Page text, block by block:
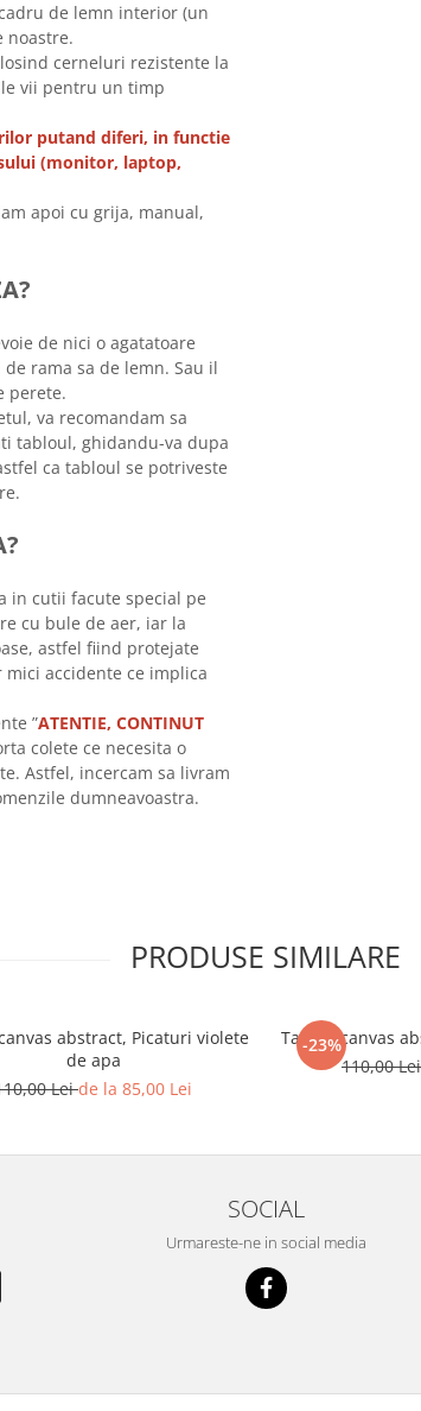
de lemn interior (un
noastre.
cerneluri rezistente la
vii pentru un timp
putand diferi, in functie
(monitor, laptop,
apoi cu grija, manual,
de nici o agatatoare
rama sa de lemn. Sau il
perete.
va recomandam sa
tabloul, ghidandu-va dupa
ca tabloul se potriveste
in cutii facute special pe
cu bule de aer, iar la
astfel fiind protejate
accidente ce implica
”ATENTIE, CONTINUT
colete ce necesita o
Astfel, incercam sa livram
dumneavoastra.
PRODUSE SIMILARE
abstract, Picaturi violete
de apa
Leide la 85,00 Lei
-23%
Tablou canvas
110,00
SOCIAL
Urmareste-ne in social media